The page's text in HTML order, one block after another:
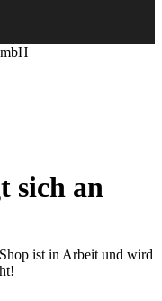
sich an
ist in Arbeit und wird